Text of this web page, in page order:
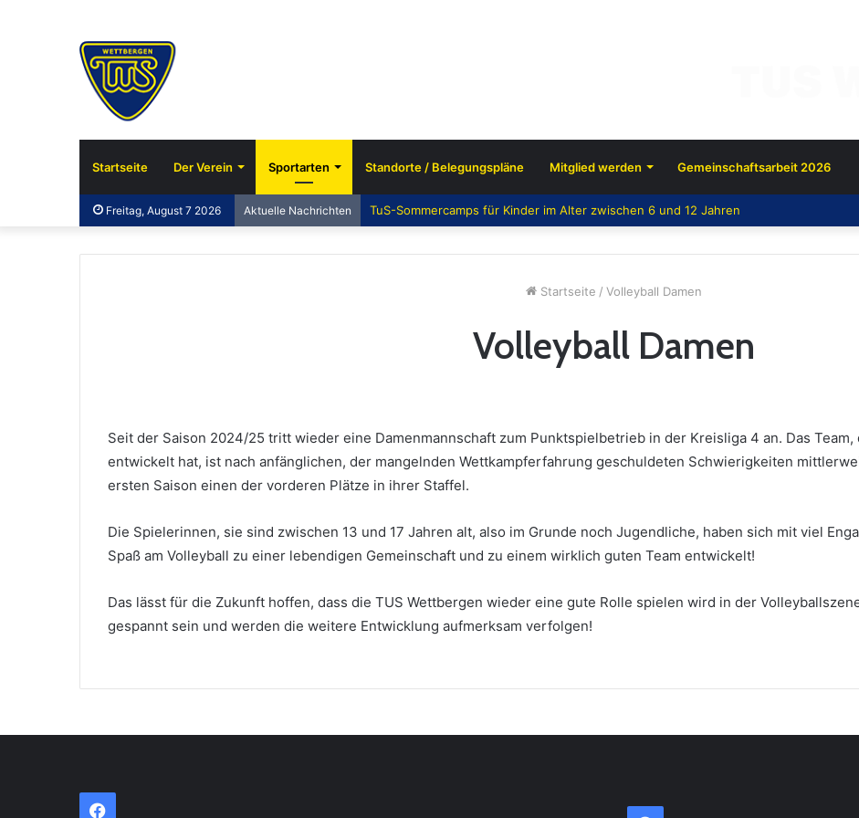
Startseite Der Verein Sportarten Standorte / Belegungspläne Mitglied werden Gemeinschaftsarbeit 2026
Freitag, August 7 2026 Aktuelle Nachrichten TuS-Sommercamps für Kinder im Alter zwischen 6 und 12 Jahren
Startseite / Volleyball Damen
Volleyball Damen
Seit der Saison 2024/25 tritt wieder eine Damenmannschaft zum Punktspielbetrieb in der Kreisliga 4 an. Das
entwickelt hat, ist nach anfänglichen, der mangelnden Wettkampferfahrung geschuldeten Schwierigkeiten
ersten Saison einen der vorderen Plätze in ihrer Staffel.
Die Spielerinnen, sie sind zwischen 13 und 17 Jahren alt, also im Grunde noch Jugendliche, haben sich mit viel
Spaß am Volleyball zu einer lebendigen Gemeinschaft und zu einem wirklich guten Team entwickelt!
Das lässt für die Zukunft hoffen, dass die TUS Wettbergen wieder eine gute Rolle spielen wird in der
gespannt sein und werden die weitere Entwicklung aufmerksam verfolgen!
Facebook